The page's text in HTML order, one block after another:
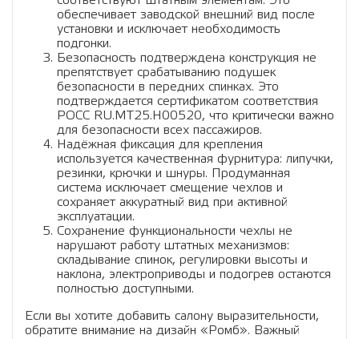
обеспечивает заводской внешний вид после
установки и исключает необходимость
подгонки.
Безопасность подтверждена конструкция не
препятствует срабатыванию подушек
безопасности в передних спинках. Это
подтверждается сертификатом соответствия
РОСС RU.МТ25.Н00520, что критически важно
для безопасности всех пассажиров.
Надёжная фиксация для крепления
используется качественная фурнитура: липучки,
резинки, крючки и шнуры. Продуманная
система исключает смещение чехлов и
сохраняет аккуратный вид при активной
эксплуатации.
Сохранение функциональности чехлы не
нарушают работу штатных механизмов:
складывание спинок, регулировки высоты и
наклона, электроприводы и подогрев остаются
полностью доступными.
Если вы хотите добавить салону выразительности,
обратите внимание на дизайн «Ромб». Важный